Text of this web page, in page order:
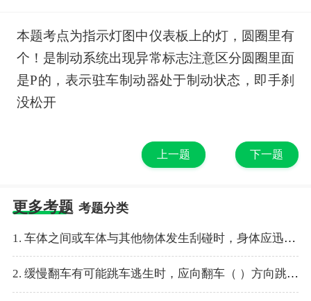
本题考点为指示灯图中仪表板上的灯，圆圈里有
个！是制动系统出现异常标志注意区分圆圈里面
是P的，表示驻车制动器处于制动状态，即手刹
没松开
上一题 下一题
更多考题 考题分类
1. 车体之间或车体与其他物体发生刮碰时，身体应迅速向车（ ）倾斜，以防车身变形挤伤身体。
2. 缓慢翻车有可能跳车逃生时，应向翻车（ ）方向跳车。